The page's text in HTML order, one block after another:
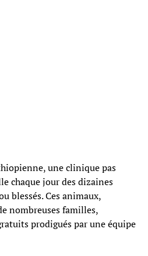
une clinique pas
chaque jour des dizaines
blessés. Ces animaux,
nombreuses familles,
prodigués par une équipe